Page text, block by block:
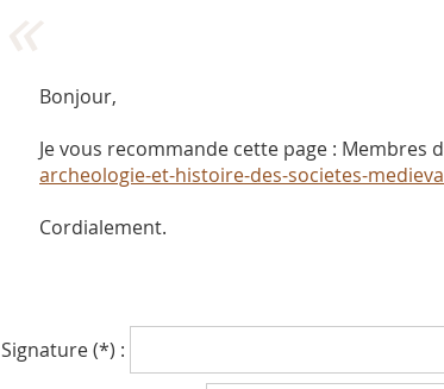
Bonjour,
Je vous recommande cette page : Membres
archeologie-et-histoire-des-societes-
Cordialement.
Signature (*) :